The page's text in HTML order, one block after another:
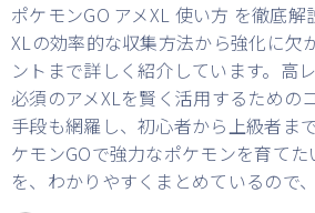
ポケモンGO アメXL 使い方 を徹底
XLの効率的な収集方法から強化に欠
ントまで詳しく紹介しています。高
必須のアメXLを賢く活用するための
手段も網羅し、初心者から上級者ま
ケモンGOで強力なポケモンを育て
を、わかりやすくまとめているので